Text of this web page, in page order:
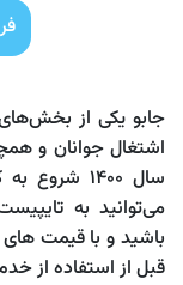
جابو یکی از
اشتغال جوانان و
سال 1400
می‌توانید به
باشید و با قیمت
قبل از استفاده از